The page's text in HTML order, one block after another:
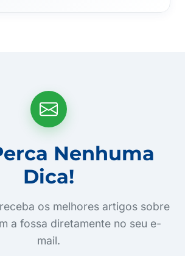
Nenhuma
Dica!
os melhores artigos sobre
a fossa diretamente no seu e-
mail.